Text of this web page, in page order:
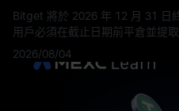
Bitget 將於 2026 年 12 月 31 日
用戶必須在截止日期前平倉並提取
2026/08/04